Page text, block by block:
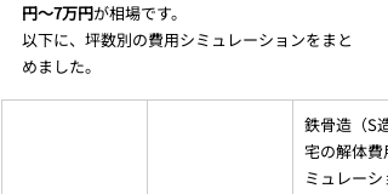
円～7万円が相場です。
以下に、坪数別の費用シミュレーションをまと
めました。
鉄骨造（S
宅の解体費
ミュレーシ